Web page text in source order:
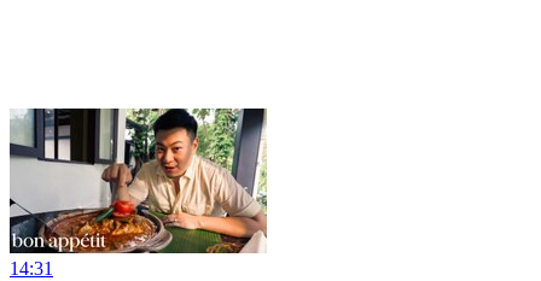
14:31